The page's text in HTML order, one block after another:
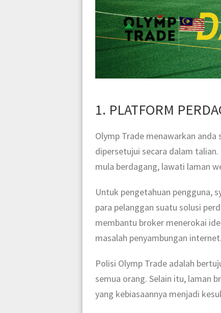
1. PLATFORM
Olymp Trade menawarkan anda
dipersetujui secara dalam
mula berdagang, lawati laman
Untuk pengetahuan pengguna,
para pelanggan suatu solusi
membantu broker menerokai
masalah penyambungan internet.
Polisi Olymp Trade adalah
semua orang. Selain itu, laman
yang kebiasaannya menjadi